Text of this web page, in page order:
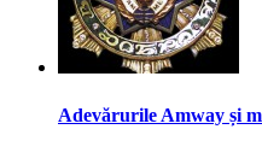
Adevărurile Amway și